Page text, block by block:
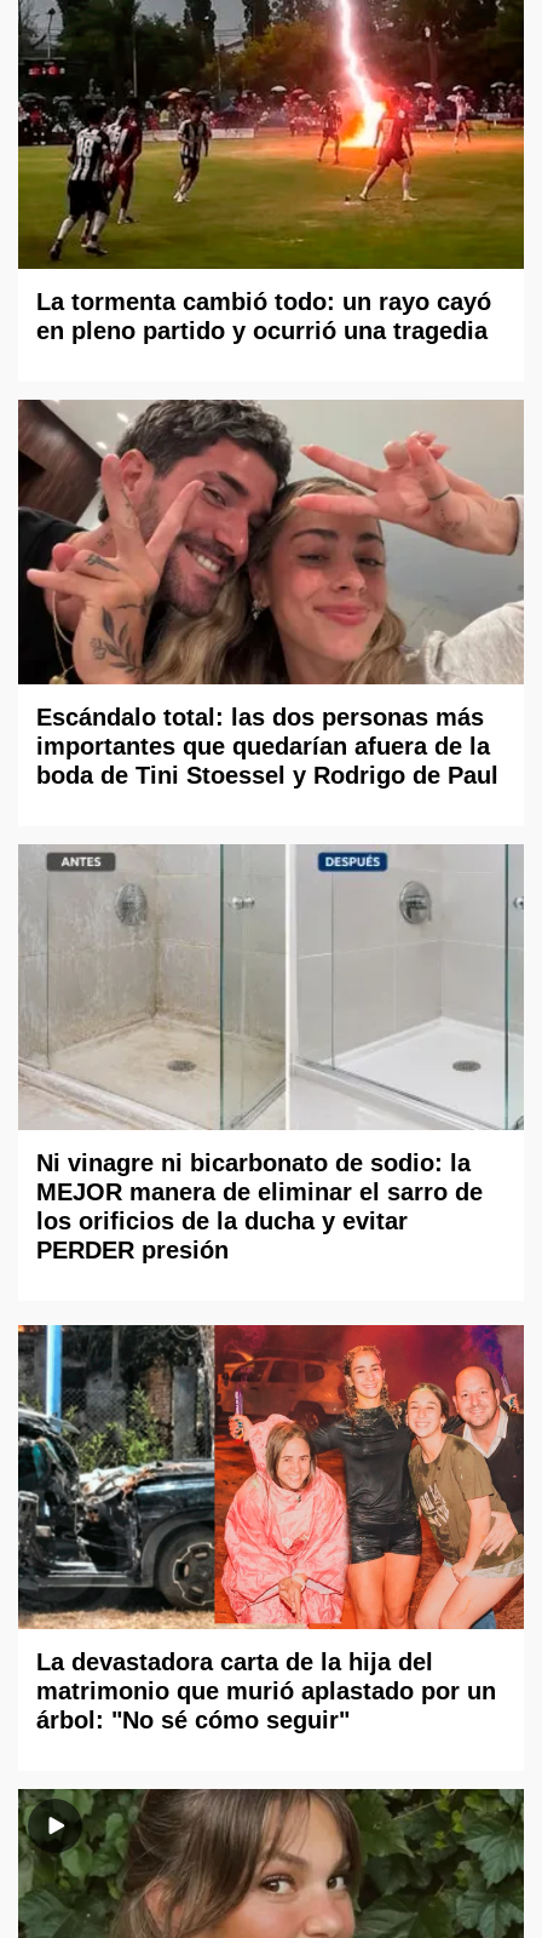
La tormenta cambió todo: un rayo cayó
en pleno partido y ocurrió una tragedia
Escándalo total: las dos personas más
importantes que quedarían afuera de la
boda de Tini Stoessel y Rodrigo de Paul
Ni vinagre ni bicarbonato de sodio: la
MEJOR manera de eliminar el sarro de
los orificios de la ducha y evitar
PERDER presión
La devastadora carta de la hija del
matrimonio que murió aplastado por un
árbol: "No sé cómo seguir"